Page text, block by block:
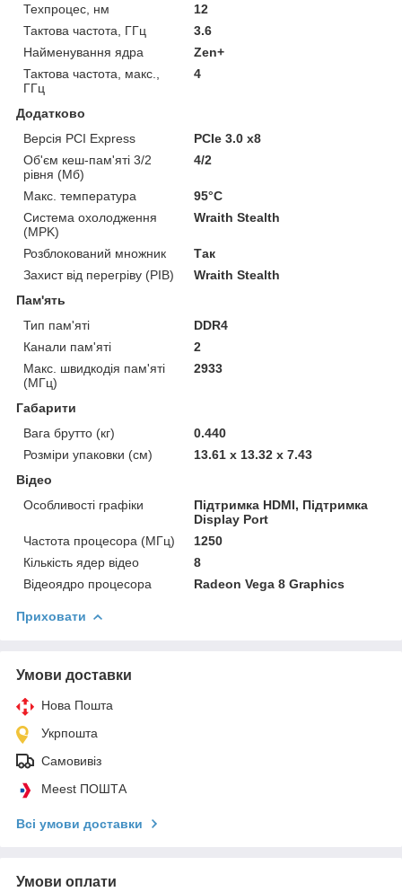
Техпроцес, нм
12
Тактова частота, ГГц
3.6
Найменування ядра
Zen+
Тактова частота, макс.,
ГГц
4
Додатково
Версія PCI Express
PCIe 3.0 x8
Об'єм кеш-пам'яті 3/2
рівня (Мб)
4/2
Макс. температура
95°C
Система охолодження
(MPK)
Wraith Stealth
Розблокований множник
Так
Захист від перегріву (PIB)
Wraith Stealth
Пам'ять
Тип пам'яті
DDR4
Канали пам'яті
2
Макс. швидкодія пам'яті
(МГц)
2933
Габарити
Вага брутто (кг)
0.440
Розміри упаковки (см)
13.61 x 13.32 x 7.43
Відео
Особливості графіки
Підтримка HDMI, Підтримка
Display Port
Частота процесора (МГц)
1250
Кількість ядер відео
8
Відеоядро процесора
Radeon Vega 8 Graphics
Приховати
Умови доставки
Нова Пошта
Укрпошта
Самовивіз
Meest ПОШТА
Всі умови доставки
Умови оплати